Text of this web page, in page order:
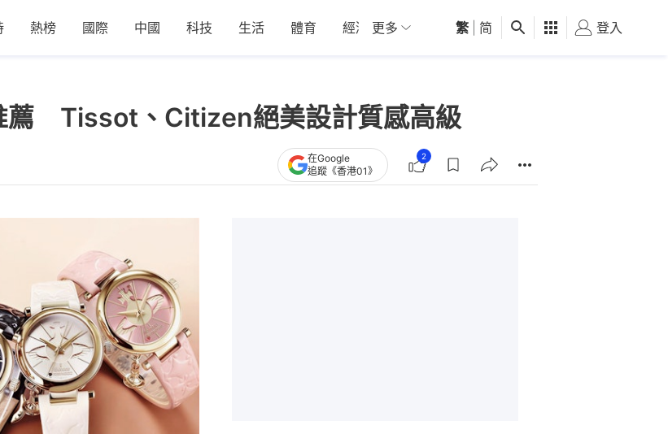
熱榜 國際 中國 科技 生活 體育 經濟 01深圳 觀點 健康 好食玩飛
更多 繁 简 登入
薦 Tissot、Citizen絕美設計質感高級
在Google
追蹤《香港01》
2